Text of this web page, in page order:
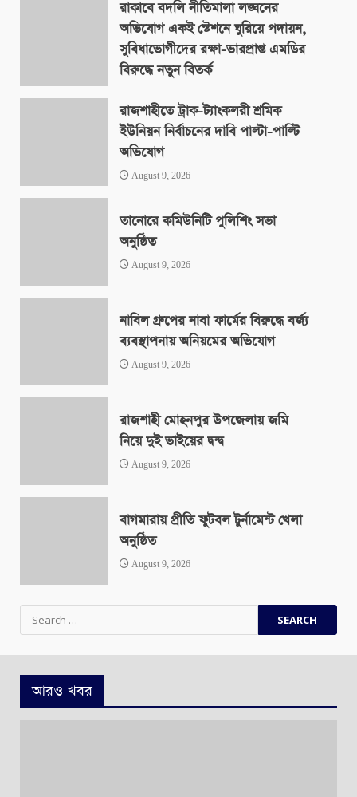
রাকাবে বদলি নীতিমালা লঙ্ঘনের
অভিযোগ একই স্টেশনে ঘুরিয়ে পদায়ন,
সুবিধাভোগীদের রক্ষা-ভারপ্রাপ্ত এমডির
বিরুদ্ধে নতুন বিতর্ক
রাজশাহীতে ট্রাক-ট্যাংকলরী শ্রমিক
ইউনিয়ন নির্বাচনের দাবি পাল্টা-পাল্টি
অভিযোগ
August 9, 2026
তানোরে কমিউনিটি পুলিশিং সভা
অনুষ্ঠিত
August 9, 2026
নাবিল গ্রুপের নাবা ফার্মের বিরুদ্ধে বর্জ্য
ব্যবস্থাপনায় অনিয়মের অভিযোগ
August 9, 2026
রাজশাহী মোহনপুর উপজেলায় জমি
নিয়ে দুই ভাইয়ের দ্বন্দ্ব
August 9, 2026
বাগমারায় প্রীতি ফুটবল টুর্নামেন্ট খেলা
অনুষ্ঠিত
August 9, 2026
Search
for:
আরও খবর